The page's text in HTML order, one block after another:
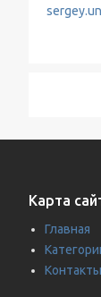
Карта
Главная
Контакты